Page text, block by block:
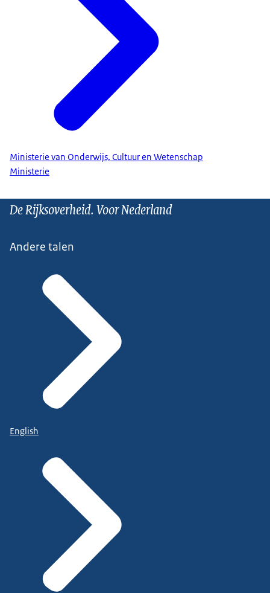
Ministerie van Onderwijs, Cultuur en Wetenschap
Ministerie
De Rijksoverheid. Voor Nederland
Andere talen
English